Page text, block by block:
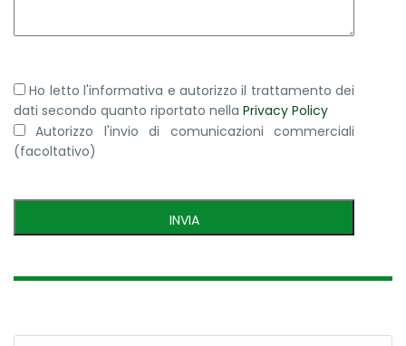
Ho letto l'informativa e autorizzo il trattamento dei
dati secondo quanto riportato nella Privacy Policy
Autorizzo l'invio di comunicazioni commerciali
(facoltativo)